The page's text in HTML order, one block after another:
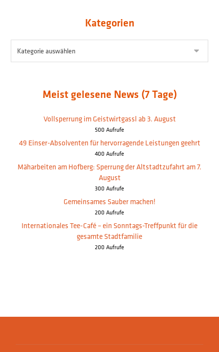
Kategorien
Meist gelesene News (7 Tage)
Vollsperrung im Geistwirtgassl ab 3. August
500 Aufrufe
49 Einser-Absolventen für hervorragende Leistungen geehrt
400 Aufrufe
Mäharbeiten am Hofberg: Sperrung der Altstadtzufahrt am 7.
August
300 Aufrufe
Gemeinsames Sauber machen!
200 Aufrufe
Internationales Tee-Café – ein Sonntags-Treffpunkt für die
gesamte Stadtfamilie
200 Aufrufe